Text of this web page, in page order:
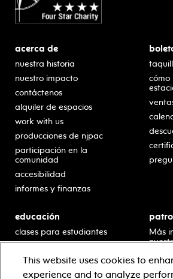
acerca de
nuestra historia
nuestro impacto
contáctenos
alquiler de espacios
work with us
producciones de njpac
participación en la
comunidad
accesibilidad
informes y finanzas
cómo
educación
clases para estudiantes
escolar
residencias en escuelas
Más
This website uses cookies to
experience and to analyze